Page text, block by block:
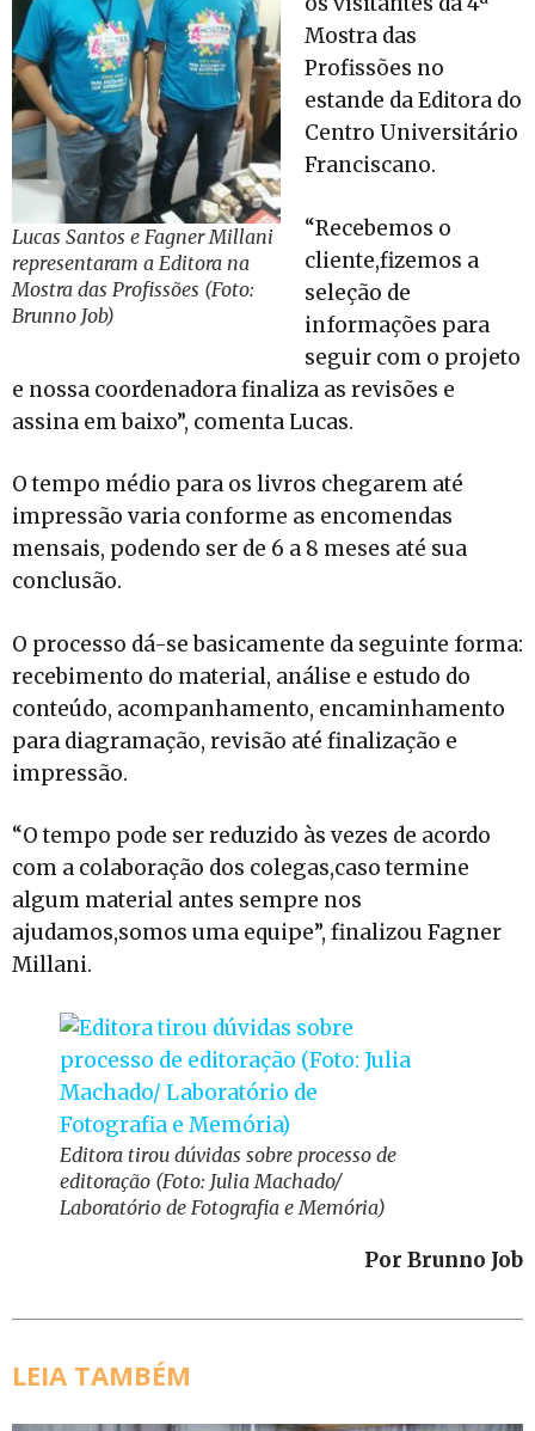
Lucas Santos e Fagner Millani
representaram a Editora na
Mostra das Profissões (Foto:
Brunno Job)
Mostra das
Profissões no
estande da Editora do
Centro Universitário
Franciscano.
“Recebemos o
cliente,fizemos a
seleção de
informações para
seguir com o projeto
e nossa coordenadora finaliza as revisões e
assina em baixo”, comenta Lucas.
O tempo médio para os livros chegarem até
impressão varia conforme as encomendas
mensais, podendo ser de 6 a 8 meses até sua
conclusão.
O processo dá-se basicamente da seguinte forma:
recebimento do material, análise e estudo do
conteúdo, acompanhamento, encaminhamento
para diagramação, revisão até finalização e
impressão.
“O tempo pode ser reduzido às vezes de acordo
com a colaboração dos colegas,caso termine
algum material antes sempre nos
ajudamos,somos uma equipe”, finalizou Fagner
Millani.
Editora tirou dúvidas sobre processo de
editoração (Foto: Julia Machado/
Laboratório de Fotografia e Memória)
Por Brunno Job
LEIA TAMBÉM